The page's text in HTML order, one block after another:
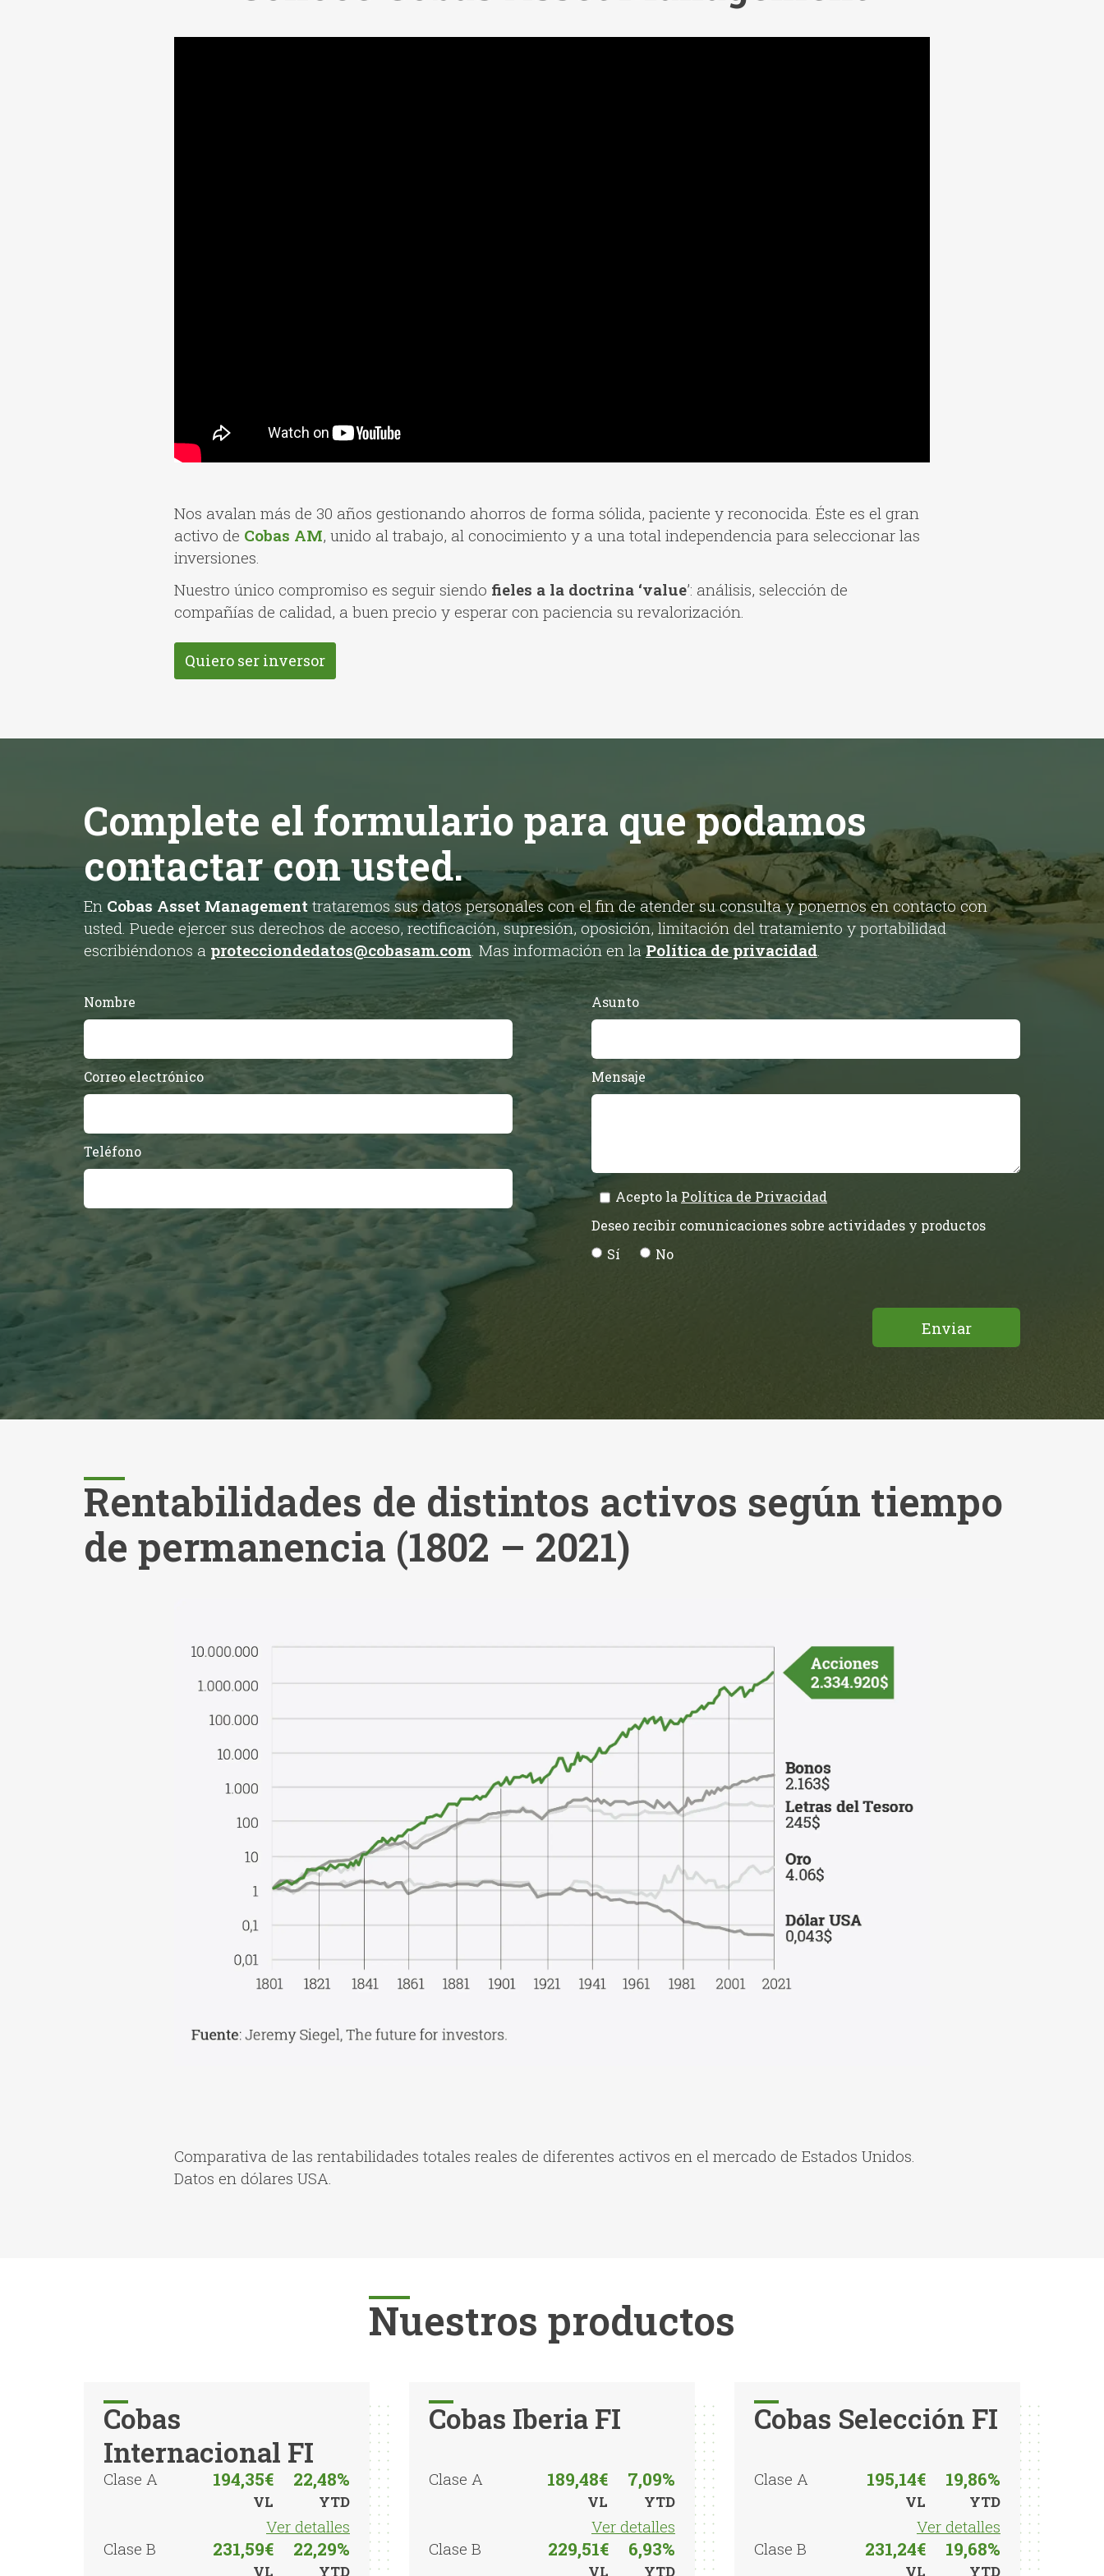
Nos avalan más de 30 años gestionando ahorros de forma sólida, paciente y reconocida. Éste es el gran
activo de Cobas AM, unido al trabajo, al conocimiento y a una total independencia para seleccionar las
inversiones.
Nuestro único compromiso es seguir siendo fieles a la doctrina ‘value’: análisis, selección de
compañías de calidad, a buen precio y esperar con paciencia su revalorización.
Quiero ser inversor
Complete el formulario para que podamos
contactar con usted.
En Cobas Asset Management trataremos sus datos personales con el fin de atender su consulta y ponernos en contacto con
usted. Puede ejercer sus derechos de acceso, rectificación, supresión, oposición, limitación del tratamiento y portabilidad
escribiéndonos a protecciondedatos@cobasam.com . Mas información en laPolítica de privacidad
Nombre
Correo electrónico
Teléfono
Asunto
Mensaje
Acepto la Política de Privacidad
Deseo recibir comunicaciones sobre actividades y productos
Sí
No
Rentabilidades de distintos activos según tiempo
de permanencia (1802 – 2021)
Comparativa de las rentabilidades totales reales de diferentes activos en el mercado de Estados Unidos.
Datos en dólares USA.
Nuestros productos
Cobas
Internacional FI
Clase A 194,35€
VL
22,48%
YTD
Ver detalles
Clase B
231,59€
VL
22,29%
YTD
Cobas Iberia FI
Clase A 189,48€
VL
7,09%
YTD
Ver detalles
Clase B
229,51€
VL
6,93%
YTD
Cobas Selección FI
Clase A 195,14€
VL
19,86%
YTD
Ver detalles
Clase B
231,24€
VL
19,68%
YTD